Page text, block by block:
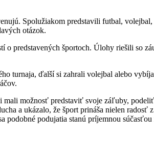
Spolužiakom predstavili futbal,
otázok.
predstavených športoch. Úlohy riešili so
turnaja, ďalší si zahrali volejbal alebo
možnosť predstaviť svoje záľuby,
a ukázalo, že šport prináša nielen
podujatia stanú príjemnou súčasťou